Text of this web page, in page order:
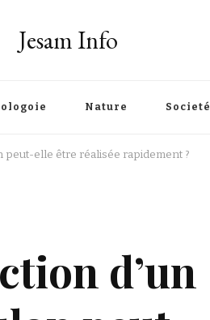
Jesam Info
Nature Societé
peut-elle être réalisée rapidement ?
d’un